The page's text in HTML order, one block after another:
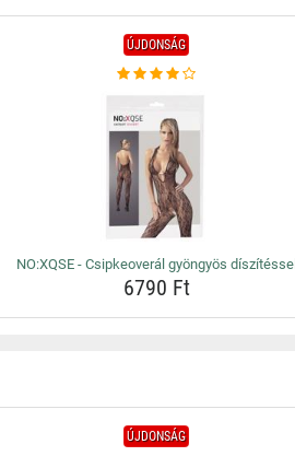
ÚJDONSÁG
NO:XQSE - Csipkeoverál gyöngyös díszítéssel
6790 Ft
ÚJDONSÁG